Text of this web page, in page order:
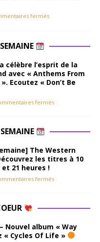
fermés
célèbre l’esprit de la
avec « Anthems From
Ecoutez « Don’t Be
fermés
The Western
les titres à 10
21 heures !
fermés
Nouvel album « Way
« Cycles Of Life »